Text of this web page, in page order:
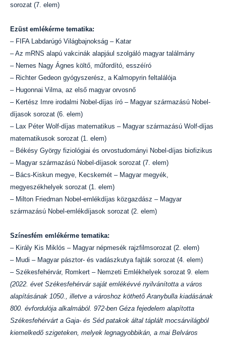
sorozat (7. elem)
Ezüst emlékérme tematika:
– FIFA Labdarúgó Világbajnokság – Katar
– Az mRNS alapú vakcinák alapjául szolgáló magyar találmány
– Nemes Nagy Ágnes költő, műfordító, esszéíró
– Richter Gedeon gyógyszerész, a Kalmopyrin feltalálója
– Hugonnai Vilma, az első magyar orvosnő
– Kertész Imre irodalmi Nobel-díjas író – Magyar származású Nobel-
díjasok sorozat (6. elem)
– Lax Péter Wolf-díjas matematikus – Magyar származású Wolf-díjas
matematikusok sorozat (1. elem)
– Békésy György fiziológiai és orvostudományi Nobel-díjas biofizikus
– Magyar származású Nobel-díjasok sorozat (7. elem)
– Bács-Kiskun megye, Kecskemét – Magyar megyék,
megyeszékhelyek sorozat (1. elem)
– Milton Friedman Nobel-emlékdíjas közgazdász – Magyar
származású Nobel-emlékdíjasok sorozat (2. elem)
Színesfém emlékérme tematika:
– Király Kis Miklós – Magyar népmesék rajzfilmsorozat (2. elem)
– Mudi – Magyar pásztor- és vadászkutya fajták sorozat (4. elem)
– Székesfehérvár, Romkert – Nemzeti Emlékhelyek sorozat 9. elem
(2022. évet Székesfehérvár saját emlékévvé nyilvánította a város
alapításának 1050., illetve a városhoz köthető Aranybulla kiadásának
800. évfordulója alkalmából. 972-ben Géza fejedelem alapította
Székesfehérvárt a Gaja- és Séd patakok által táplált mocsárvilágból
kiemelkedő szigeteken, melyek legnagyobbikán, a mai Belváros